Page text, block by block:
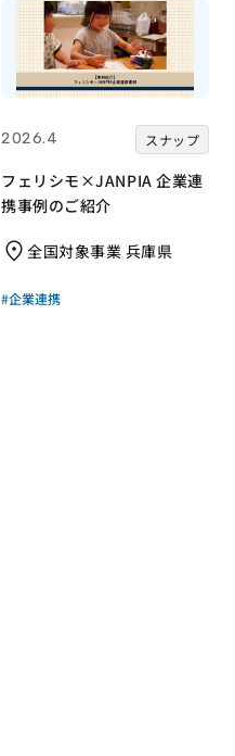
2026.4 スナップ
フェリシモ×JANPIA 企業連
携事例のご紹介
全国対象事業 兵庫県
#企業連携